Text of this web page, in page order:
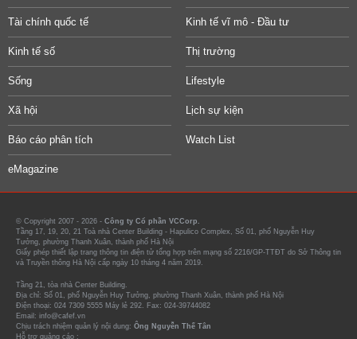
Tài chính quốc tế Kinh tế vĩ mô - Đầu tư
Kinh tế số Thị trường
Sống Lifestyle
Xã hội Lịch sự kiện
Báo cáo phân tích Watch List
eMagazine
© Copyright 2007 - 2026 - Công ty Cổ phần VCCorp.
Tầng 17, 19, 20, 21 Toà nhà Center Building - Hapulico Complex, Số 01, phố Nguyễn Huy
Tưởng, phường Thanh Xuân, thành phố Hà Nội
Giấy phép thiết lập trang thông tin điện tử tổng hợp trên mạng số 2216/GP-TTĐT do Sở Thông tin
và Truyền thông Hà Nội cấp ngày 10 tháng 4 năm 2019.
Tầng 21, tòa nhà Center Building.
Địa chỉ: Số 01, phố Nguyễn Huy Tưởng, phường Thanh Xuân, thành phố Hà Nội
Điện thoại: 024 7309 5555 Máy lẻ 292. Fax: 024-39744082
Email: info@cafef.vn
Chịu trách nhiệm quản lý nội dung: Ông Nguyễn Thế Tân
Hỗ trợ quảng cáo :